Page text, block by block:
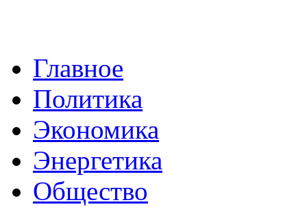
Главное
Политика
Экономика
Энергетика
Общество